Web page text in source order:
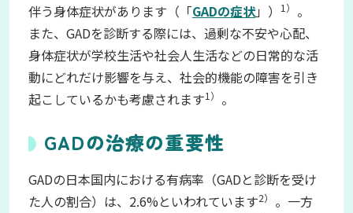
伴う身体症状があります（「GADの症状」） 1）
。
また、GADを診断する際には、過剰な不安や心配、
身体症状が学校生活や社会人生活などの日常的な活
動にどれだけ影響を与え、社会的機能の障害を引き
起こしているかも考慮されます1） 。
GADの治療の重要性
GADの日本国内における有病率（GADと診断を受け
た人の割合）は、2.6%といわれています2）
。一方